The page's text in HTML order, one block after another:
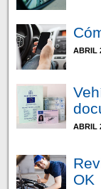
ABRIL
ABRIL
OK